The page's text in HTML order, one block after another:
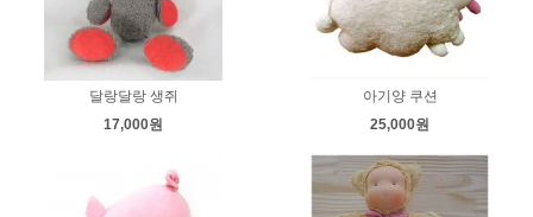
달랑달랑 생쥐
17,000원
아기양 쿠션
25,000원